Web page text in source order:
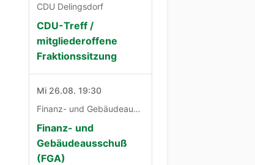
CDU Delingsdorf
CDU-Treff /
mitgliederoffene
Fraktionssitzung
Mi 26.08. 19:30
Finanz- und Gebäudeausschuß
Finanz- und
Gebäudeausschuß
(FGA)